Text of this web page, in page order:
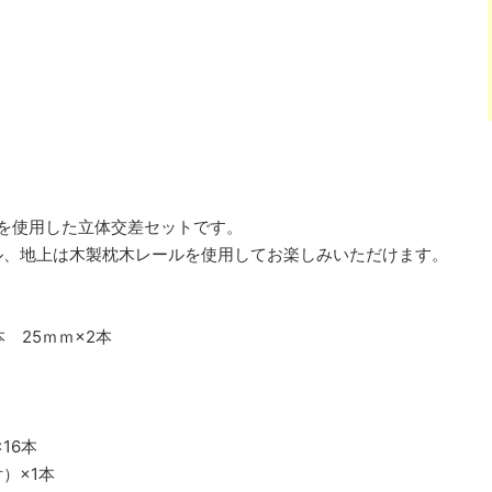
用した立体交差セットです。
地上は木製枕木レールを使用してお楽しみいただけます。
25ｍｍ×2本
本
×1本